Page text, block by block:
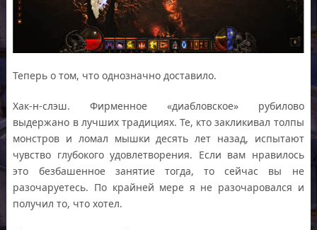
Теперь о том, что однозначно доставило.
Хак-н-слэш. Фирменное «диабловское» рубилово
выдержано в лучших традициях. Те, кто закликивал толпы
монстров и ломал мышки десять лет назад, испытают
чувство глубокого удовлетворения. Если вам нравилось
это безбашенное занятие тогда, то сейчас вы не
разочаруетесь. По крайней мере я не разочаровался и
получил то, что хотел.